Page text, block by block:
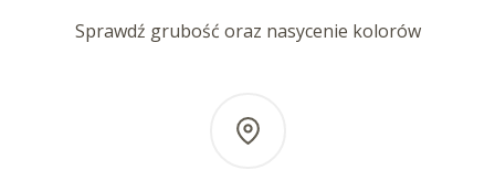
Sprawdź grubość oraz nasycenie kolorów